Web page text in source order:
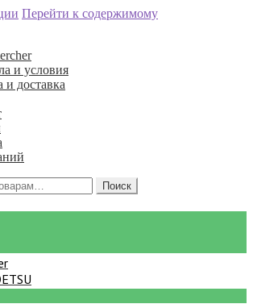
Перейти к содержимому
и условия
и доставка
Поиск